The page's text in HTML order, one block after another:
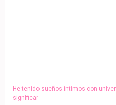
He tenido sueños íntimos con
significar